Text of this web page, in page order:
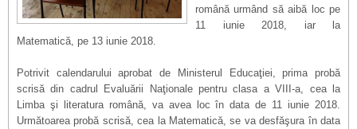
română urmând să aibă loc pe
11 iunie 2018, iar la
Matematică, pe 13 iunie 2018.
Potrivit calendarului aprobat de Ministerul Educaţiei, prima probă
scrisă din cadrul Evaluării Naţionale pentru clasa a VIII-a, cea la
Limba şi literatura română, va avea loc în data de 11 iunie 2018.
Următoarea probă scrisă, cea la Matematică, se va desfăşura în data